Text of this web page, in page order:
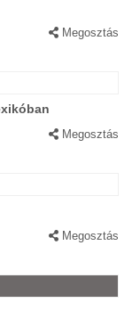
Megosztás
Megosztás
Megosztás